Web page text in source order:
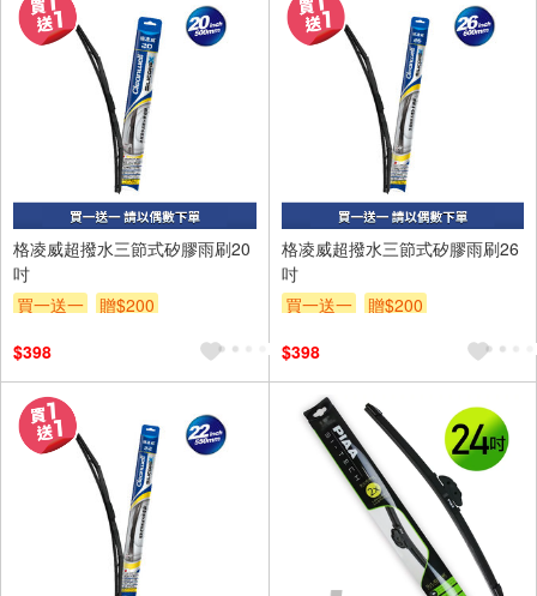
格凌威超撥水三節式矽膠雨刷20
吋
買一送一
贈$200
$398
格凌威超撥水三節式矽膠雨刷26
吋
買一送一
贈$200
$398